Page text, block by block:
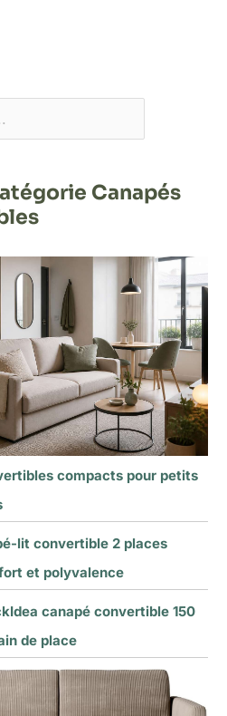
Canapés
compacts pour petits
lit convertible 2 places
et polyvalence
canapé convertible 150
de place